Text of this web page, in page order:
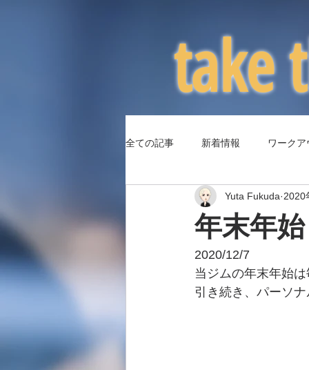
​take
全ての記事 新着情報 ワーク
（コラム3）身体パフォーマンス
年末年
Yuta Fukuda 2020
2020/12/7
当ジムの年末年始
引き続き、パーソ